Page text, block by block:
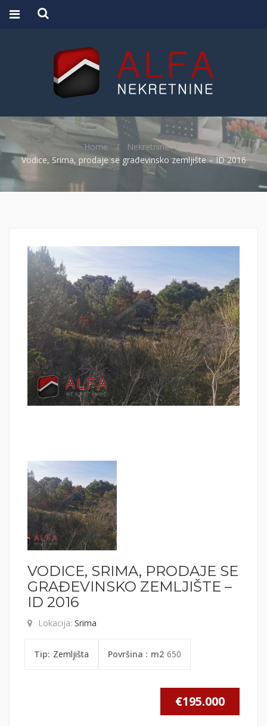
Home
Nekretnine
Vodice, Srima, prodaje se građevinsko zemljište – ID 2016
VODICE, SRIMA, PRODAJE SE
GRAĐEVINSKO ZEMLJIŠTE –
ID 2016
Lokacija: Srima
Tip: Zemljišta Površina : 650
m2
€195.000